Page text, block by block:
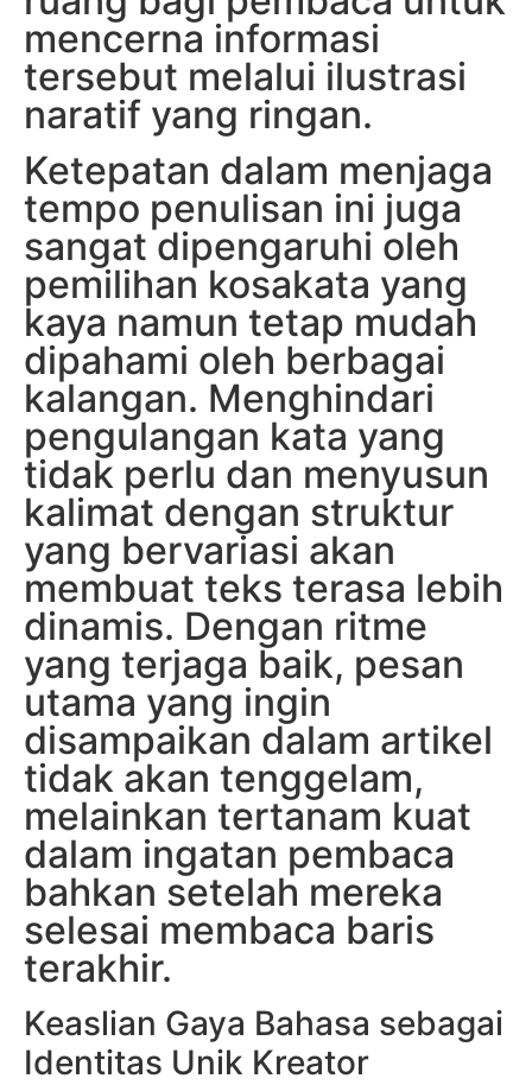
mencerna informasi
tersebut melalui ilustrasi
naratif yang ringan.
Ketepatan dalam menjaga
tempo penulisan ini juga
sangat dipengaruhi oleh
pemilihan kosakata yang
kaya namun tetap mudah
dipahami oleh berbagai
kalangan. Menghindari
pengulangan kata yang
tidak perlu dan menyusun
kalimat dengan struktur
yang bervariasi akan
membuat teks terasa lebih
dinamis. Dengan ritme
yang terjaga baik, pesan
utama yang ingin
disampaikan dalam artikel
tidak akan tenggelam,
melainkan tertanam kuat
dalam ingatan pembaca
bahkan setelah mereka
selesai membaca baris
terakhir.
Keaslian Gaya Bahasa sebagai
Identitas Unik Kreator